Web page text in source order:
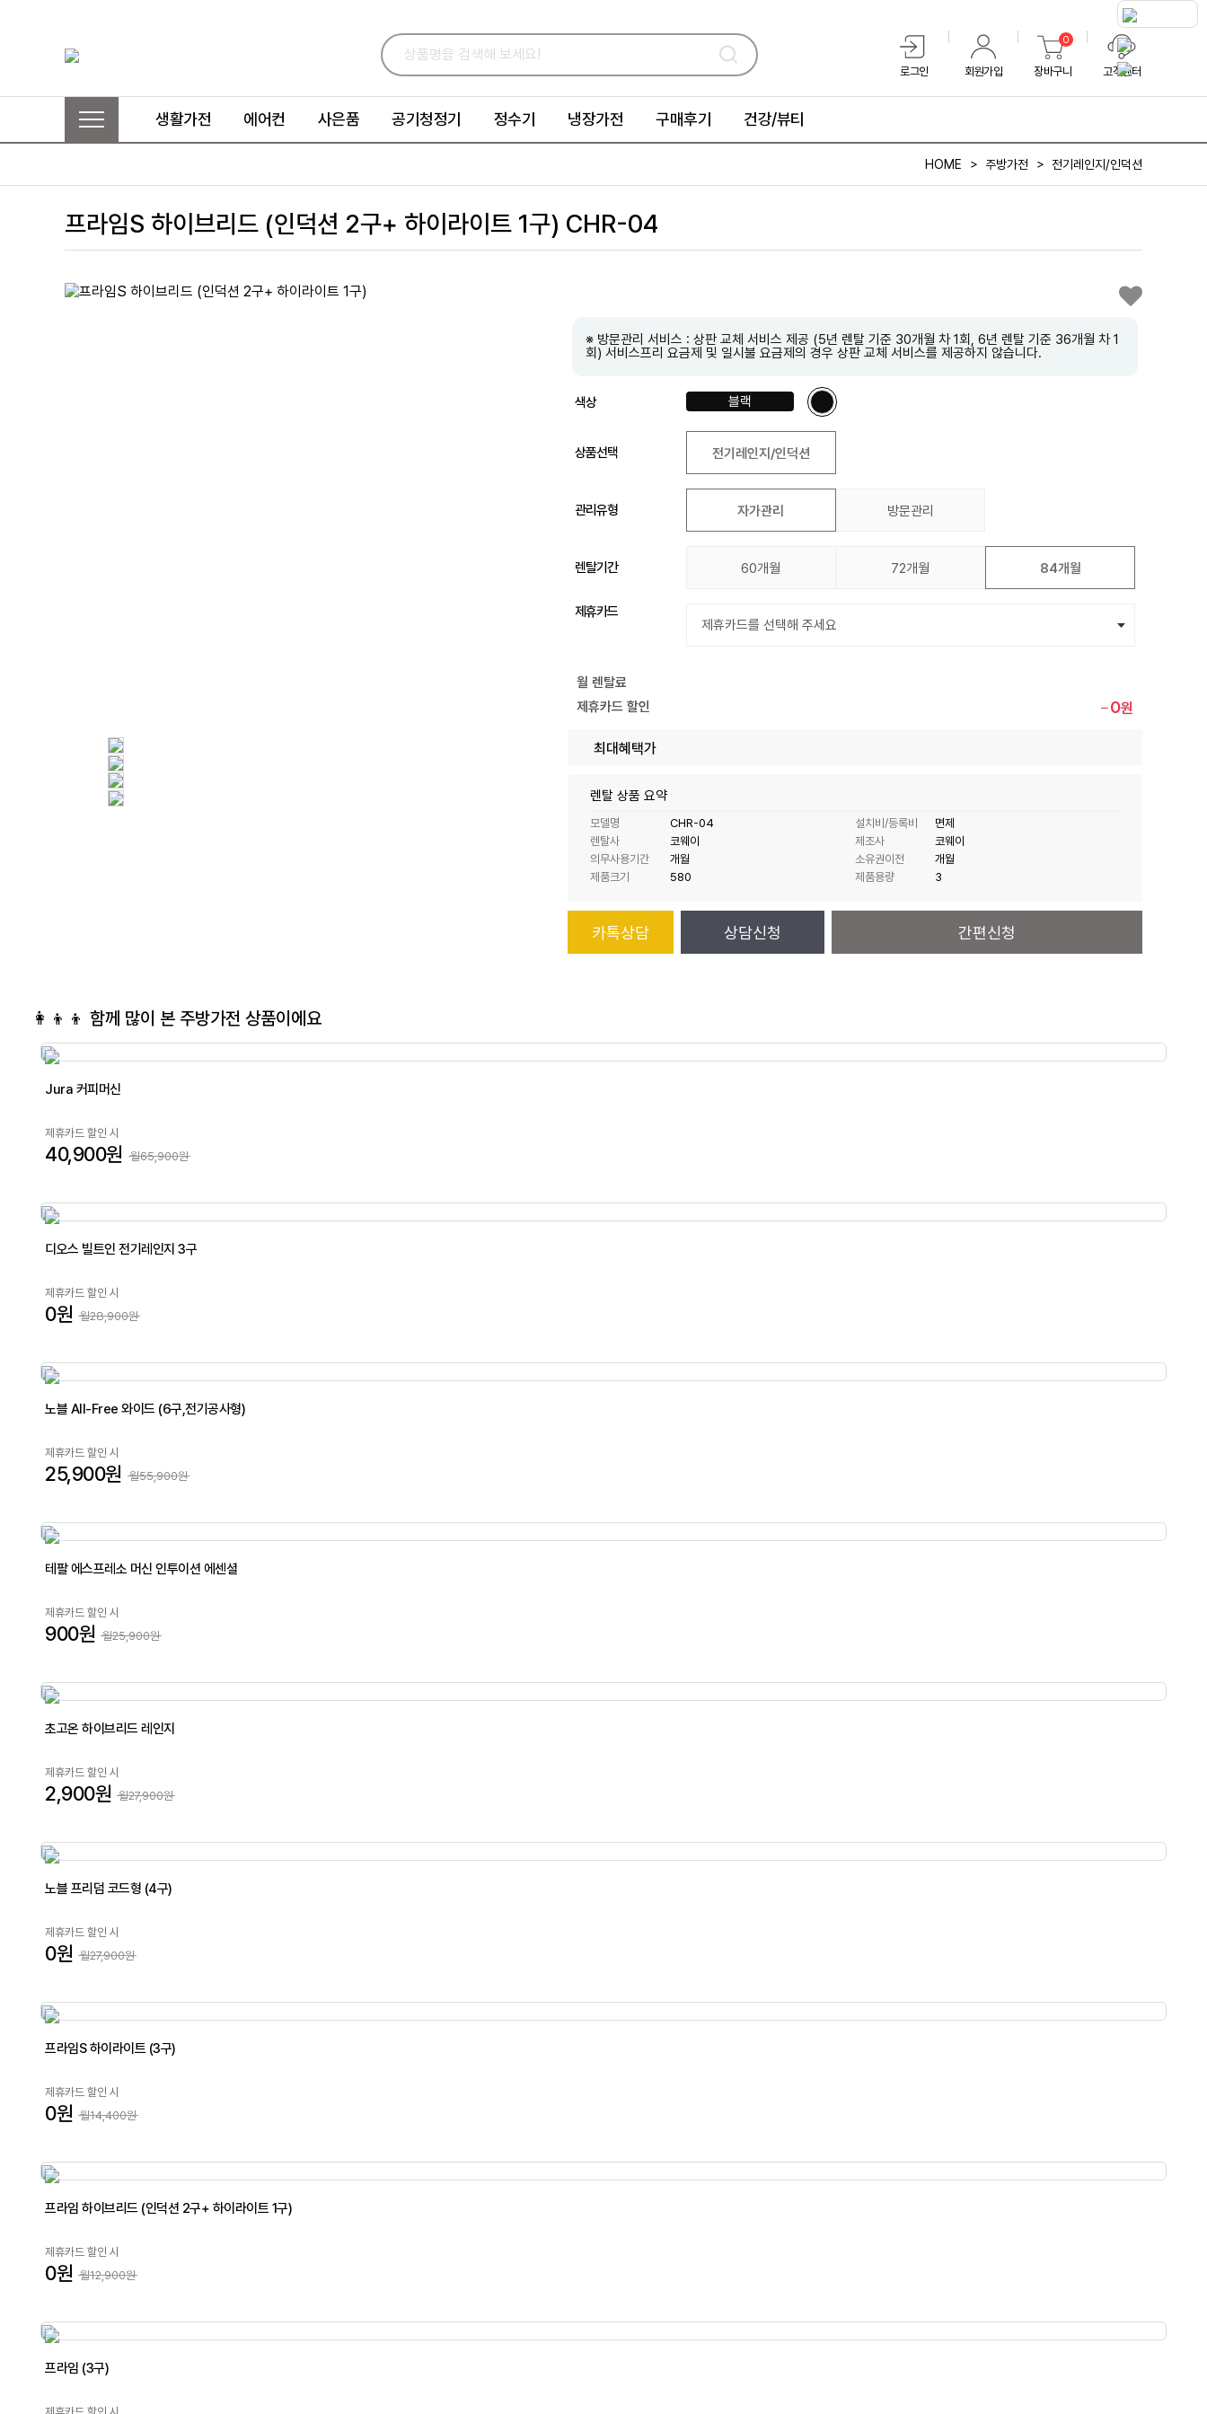
로그인 회원가입
0
장바구니 고객센터
생활가전 에어컨 사은품 공기청정기 정수기 냉장가전 구매후기 건강/뷰티
HOME 주방가전 전기레인지/인덕션
프라임S 하이브리드 (인덕션 2구+ 하이라이트 1구) CHR-04
※ 방문관리 서비스 : 상판 교체 서비스 제공 (5년 렌탈 기준 30개월 차 1회, 6년 렌탈 기준 36개월 차 1
회) 서비스프리 요금제 및 일시불 요금제의 경우 상판 교체 서비스를 제공하지 않습니다.
색상 블랙
상품선택 전기레인지/인덕션
관리유형 자가관리 방문관리
렌탈기간 60개월 72개월 84개월
제휴카드
월 렌탈료
제휴카드 할인
0원
최대혜택가
렌탈 상품 요약
모델명 CHR-04 설치비/등록비
면제
렌탈사
코웨이 제조사
코웨이
의무사용기간
개월 소유권이전
개월
제품크기
580 제품용량 3
카톡상담 상담신청 간편신청
👩‍👦‍👦 함께 많이 본 주방가전 상품이에요
Jura 커피머신
제휴카드 할인 시
40,900원 월65,900원
디오스 빌트인 전기레인지 3구
제휴카드 할인 시
0원 월28,900원
노블 All-Free 와이드 (6구,전기공사형)
제휴카드 할인 시
25,900원 월55,900원
테팔 에스프레소 머신 인투이션 에센셜
제휴카드 할인 시
900원 월25,900원
초고온 하이브리드 레인지
제휴카드 할인 시
2,900원 월27,900원
노블 프리덤 코드형 (4구)
제휴카드 할인 시
0원 월27,900원
프라임S 하이라이트 (3구)
제휴카드 할인 시
0원 월14,400원
프라임 하이브리드 (인덕션 2구+ 하이라이트 1구)
제휴카드 할인 시
0원 월12,900원
프라임 (3구)